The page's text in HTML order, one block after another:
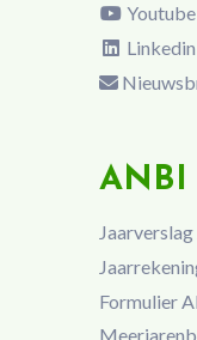
Youtube
Linkedin
ANBI
Formulier